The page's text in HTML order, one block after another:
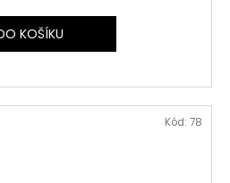
KOŠÍKU
Kód: 78